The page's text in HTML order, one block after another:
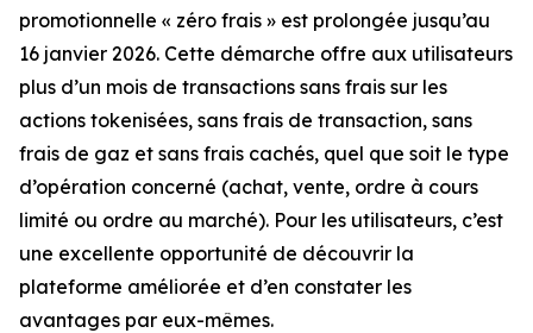
promotionnelle « zéro frais » est prolongée jusqu’au
16 janvier 2026. Cette démarche offre aux utilisateurs
plus d’un mois de transactions sans frais sur les
actions tokenisées, sans frais de transaction, sans
frais de gaz et sans frais cachés, quel que soit le type
d’opération concerné (achat, vente, ordre à cours
limité ou ordre au marché). Pour les utilisateurs, c’est
une excellente opportunité de découvrir la
plateforme améliorée et d’en constater les
avantages par eux-mêmes.